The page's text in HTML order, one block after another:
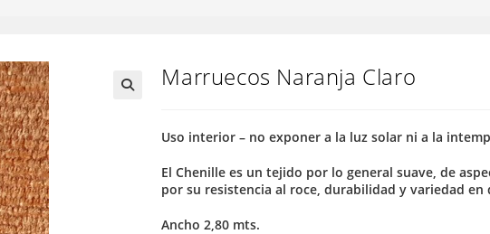
Marruecos Naranja Claro
Uso interior – no exponer a la luz solar ni a la
El Chenille es un tejido por lo general suave, de
por su resistencia al roce, durabilidad y variedad en
Ancho 2,80 mts.